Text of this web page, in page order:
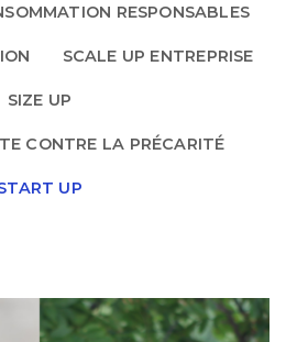
RESPONSABLES
SCALE UP ENTREPRISE
SIZE UP
CONTRE LA PRÉCARITÉ
UP